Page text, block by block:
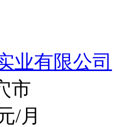
业有限公司
市
/月